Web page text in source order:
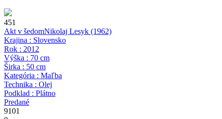
451
Akt v šedomNikolaj Lesyk (1962)
Krajina : Slovensko
Rok : 2012
Výška : 70 cm
Širka : 50 cm
Kategória : Maľba
Technika : Olej
Podklad : Plátno
Predané
9101